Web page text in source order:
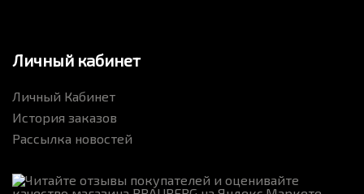
Личный кабинет
Личный Кабинет
История заказов
Рассылка новостей